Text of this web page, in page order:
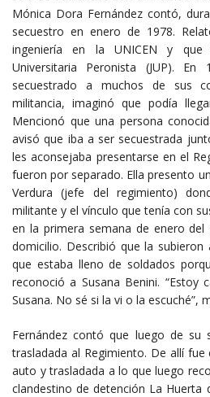
Mónica Dora Fernández contó,
secuestro en enero de 1978.
ingeniería en la UNICEN y que
Universitaria Peronista (JUP).
secuestrado a muchos de sus
militancia, imaginó que podía
Mencionó que una persona
avisó que iba a ser secuestrada
les aconsejaba presentarse en el
fueron por separado. Ella presento
Verdura (jefe del regimiento)
militante y el vínculo que tenía con
en la primera semana de enero
domicilio. Describió que la
que estaba lleno de soldados
reconoció a Susana Benini. “Estoy
Susana. No sé si la vi o la escuché”,
Fernández contó que luego de su
trasladada al Regimiento. De allí
auto y trasladada a lo que luego
clandestino de detención La Huerta